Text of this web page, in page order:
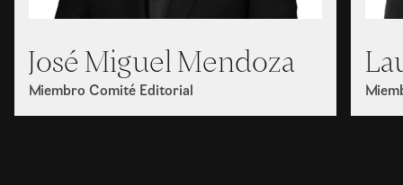
José Miguel Mendoza
Miembro Comité Editorial